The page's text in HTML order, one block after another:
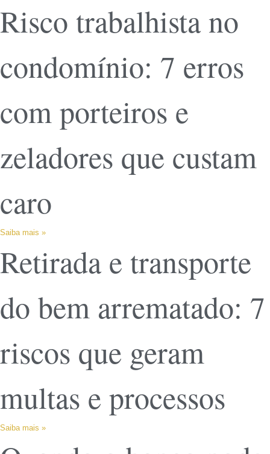
Risco trabalhista no
condomínio: 7 erros
com porteiros e
zeladores que custam
caro
Saiba mais »
Retirada e transporte
do bem arrematado: 7
riscos que geram
multas e processos
Saiba mais »